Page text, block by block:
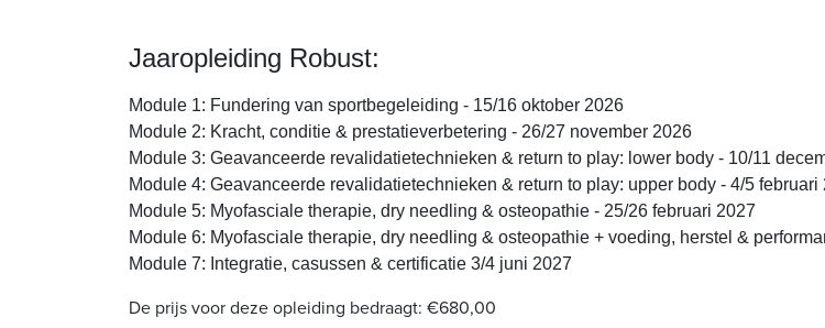
Jaaropleiding Robust:
Module 1: Fundering van sportbegeleiding - 15/16 oktober 2026
Module 2: Kracht, conditie & prestatieverbetering - 26/27 november 2026
Module 3: Geavanceerde revalidatietechnieken & return to play: lower body - 10/11
Module 4: Geavanceerde revalidatietechnieken & return to play: upper body - 4/5 februari
Module 5: Myofasciale therapie, dry needling & osteopathie - 25/26 februari 2027
Module 6: Myofasciale therapie, dry needling & osteopathie + voeding, herstel &
Module 7: Integratie, casussen & certificatie 3/4 juni 2027
De prijs voor deze opleiding bedraagt: €680,00